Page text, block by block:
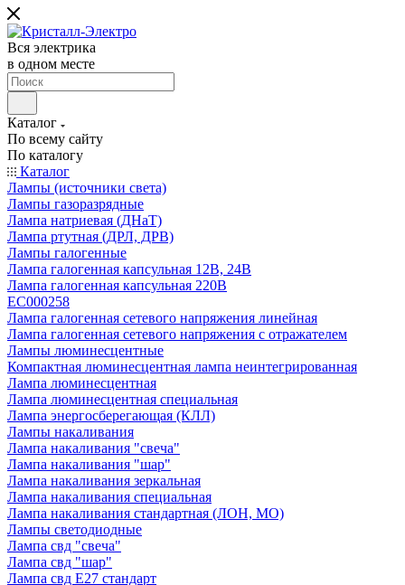
Вся электрика
в одном месте
Каталог
По всему сайту
По каталогу
Каталог
Лампы (источники света)
Лампы газоразрядные
Лампа натриевая (ДНаТ)
Лампа ртутная (ДРЛ, ДРВ)
Лампы галогенные
Лампа галогенная капсульная 12В, 24В
Лампа галогенная капсульная 220В
EC000258
Лампа галогенная сетевого напряжения линейная
Лампа галогенная сетевого напряжения с отражателем
Лампы люминесцентные
Компактная люминесцентная лампа неинтегрированная
Лампа люминесцентная
Лампа люминесцентная специальная
Лампа энергосберегающая (КЛЛ)
Лампы накаливания
Лампа накаливания "свеча"
Лампа накаливания "шар"
Лампа накаливания зеркальная
Лампа накаливания специальная
Лампа накаливания стандартная (ЛОН, МО)
Лампы светодиодные
Лампа свд "свеча"
Лампа свд "шар"
Лампа свд E27 стандарт